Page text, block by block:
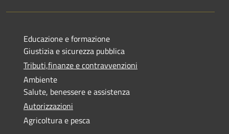
Educazione e formazione
Giustizia e sicurezza pubblica
Tributi,finanze e contravvenzioni
Ambiente
Salute, benessere e assistenza
Autorizzazioni
Agricoltura e pesca